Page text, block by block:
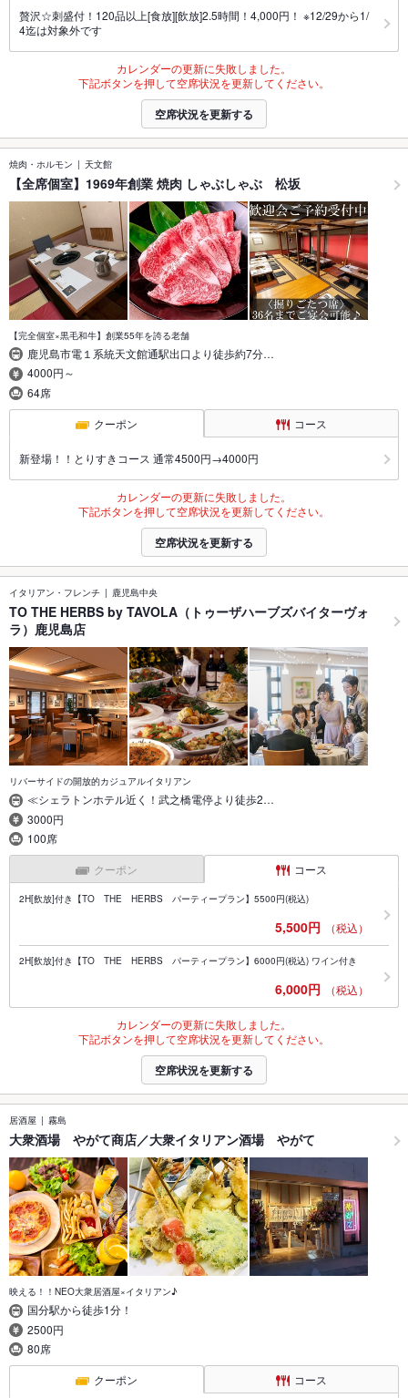
贅沢☆刺盛付！120品以上[食放][飲放]2.5時間！4,000円！ ※12/29から1/
4迄は対象外です
カレンダーの更新に失敗しました。
下記ボタンを押して空席状況を更新してください。
空席状況を更新する
焼肉・ホルモン 天文館
【全席個室】1969年創業 焼肉 しゃぶしゃぶ 松坂
【完全個室×黒毛和牛】創業55年を誇る老舗
鹿児島市電１系統天文館通駅出口より徒歩約7分…
4000円～
64席
クーポン コース
新登場！！とりすきコース 通常4500円→4000円
カレンダーの更新に失敗しました。
下記ボタンを押して空席状況を更新してください。
空席状況を更新する
イタリアン・フレンチ 鹿児島中央
TO THE HERBS by TAVOLA（トゥーザハーブズバイターヴォ
ラ）鹿児島店
リバーサイドの開放的カジュアルイタリアン
≪シェラトンホテル近く！武之橋電停より徒歩2…
3000円
100席
クーポン コース
2H[飲放]付き【TO THE HERBS パーティープラン】5500円(税込)
5,500円 （税込）
2H[飲放]付き【TO THE HERBS パーティープラン】6000円(税込) ワイン付き
6,000円 （税込）
カレンダーの更新に失敗しました。
下記ボタンを押して空席状況を更新してください。
空席状況を更新する
居酒屋 霧島
大衆酒場 やがて商店／大衆イタリアン酒場 やがて
映える！！NEO大衆居酒屋×イタリアン♪
国分駅から徒歩1分！
2500円
80席
クーポン コース